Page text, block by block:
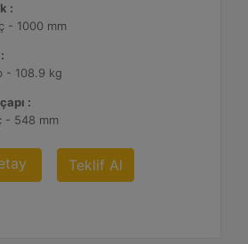
:
- 1000 mm
- 108.9 kg
:
- 548 mm
Teklif Al